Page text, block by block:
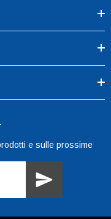
e sulle prossime